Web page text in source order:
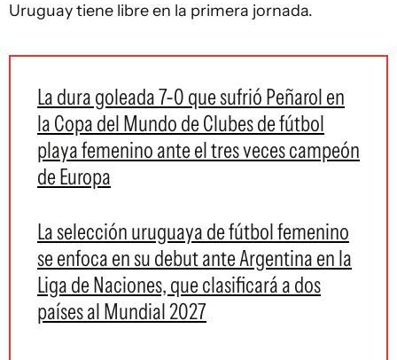
Uruguay tiene libre en la primera jornada.
La dura goleada 7-0 que sufrió Peñarol en
la Copa del Mundo de Clubes de fútbol
playa femenino ante el tres veces campeón
de Europa
La selección uruguaya de fútbol femenino
se enfoca en su debut ante Argentina en la
Liga de Naciones, que clasificará a dos
países al Mundial 2027